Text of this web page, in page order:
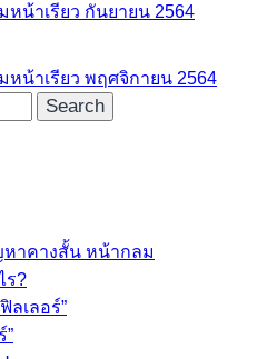
น้าเรียว กันยายน 2564
น้าเรียว พฤศจิกายน 2564
าคางสั้น หน้ากลม
ร?
ลเลอร์”
”